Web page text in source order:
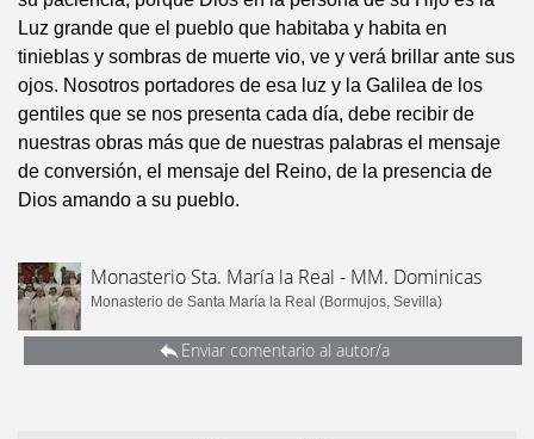
Luz grande que el pueblo que habitaba y habita en
tinieblas y sombras de muerte vio, ve y verá brillar ante sus
ojos. Nosotros portadores de esa luz y la Galilea de los
gentiles que se nos presenta cada día, debe recibir de
nuestras obras más que de nuestras palabras el mensaje
de conversión, el mensaje del Reino, de la presencia de
Dios amando a su pueblo.
Monasterio Sta. María la Real - MM. Dominicas
Monasterio de Santa María la Real (Bormujos, Sevilla)
Enviar comentario al autor/a